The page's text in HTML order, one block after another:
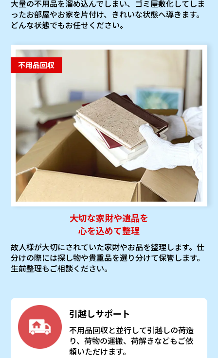
大量の不用品を溜め込んでしまい、ゴミ屋敷化してしま
ったお部屋やお家を片付け、きれいな状態へ導きます。
どんな状態でもお任せください。
不用品回収
大切な家財や遺品を
心を込めて整理
故人様が大切にされていた家財やお品を整理します。仕
分けの際には探し物や貴重品を選り分けて保管します。
生前整理もご相談ください。
引越しサポート
不用品回収と並行して引越しの荷造
り、荷物の運搬、荷解きなどもご依
頼いただけます。